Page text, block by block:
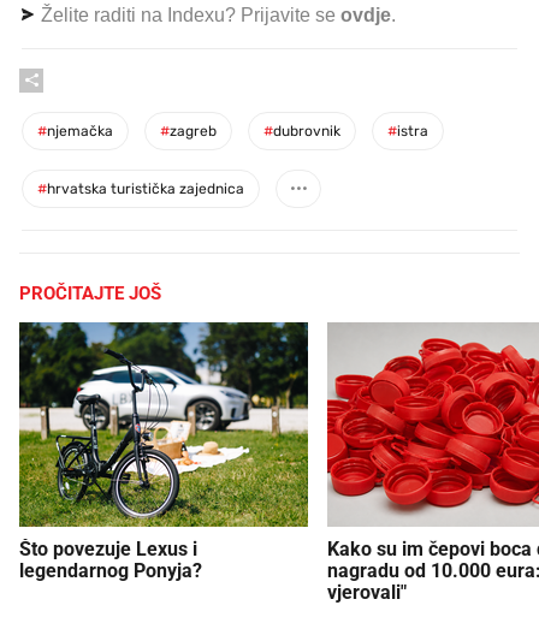
Želite raditi na Indexu? Prijavite se ovdje.
#njemačka #zagreb #dubrovnik #istra
#hrvatska turistička zajednica
PROČITAJTE JOŠ
Što povezuje Lexus i
legendarnog Ponyja?
Kako su im čepovi boca
nagradu od 10.000
vjerovali"